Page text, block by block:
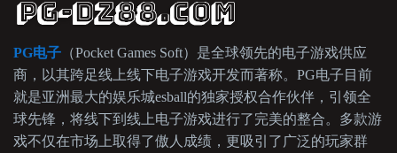
PG电子 （Pocket Games Soft）是全球领先的电子游戏供应
商，以其跨足线上线下电子游戏开发而著称。PG电子目前
就是亚洲最大的娱乐城esball的独家授权合作伙伴，引领全
球先锋，将线下到线上电子游戏进行了完美的整合。多款游
戏不仅在市场上取得了傲人成绩，更吸引了广泛的玩家群